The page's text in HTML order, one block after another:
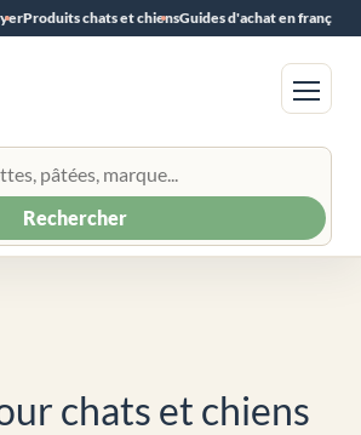
Produits chats et chiensGuides d'achat en français
Rechercher
Menu
chats et chiens